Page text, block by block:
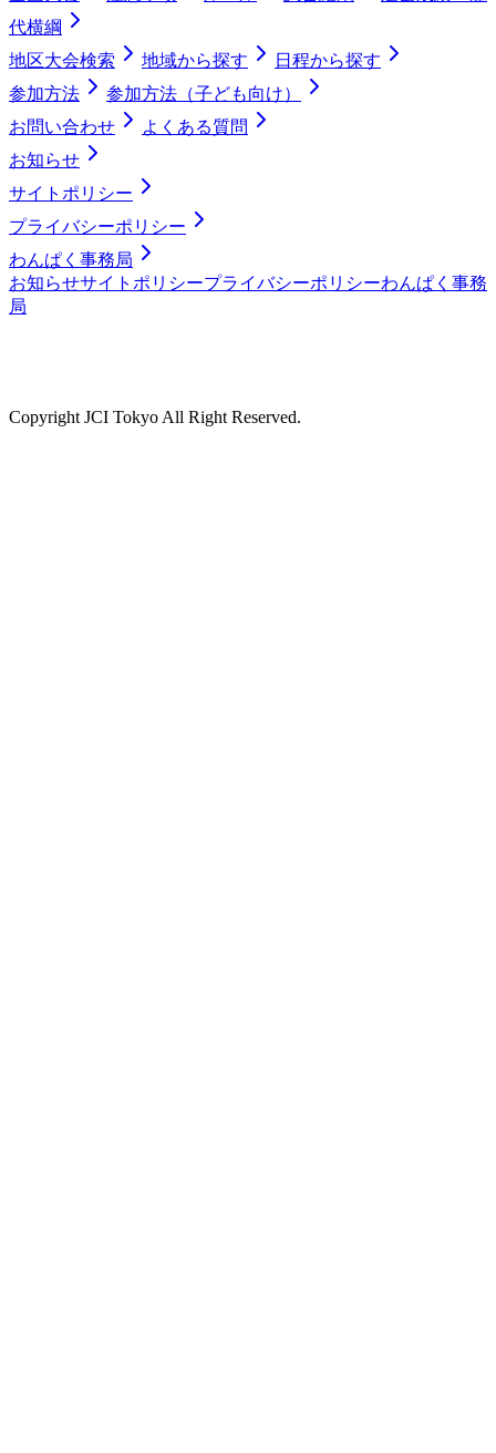
代横綱
地区大会検索
地域から探す
日程から探す
参加方法
参加方法（子ども向け）
お問い合わせ
よくある質問
お知らせ
サイトポリシー
プライバシーポリシー
わんぱく事務局
お知らせサイトポリシープライバシーポリシーわんぱく事務
局
Copyright JCI Tokyo All Right Reserved.